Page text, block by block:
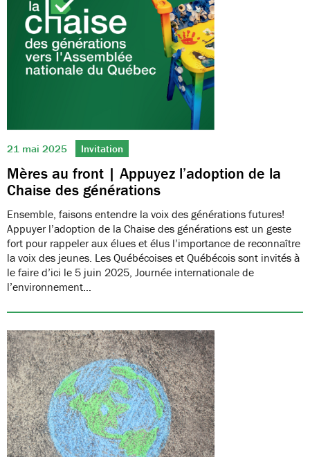
21 mai 2025 Invitation
Mères au front | Appuyez l’adoption de la
Chaise des générations
Ensemble, faisons entendre la voix des générations futures!
Appuyer l’adoption de la Chaise des générations est un geste
fort pour rappeler aux élues et élus l’importance de reconnaître
la voix des jeunes. Les Québécoises et Québécois sont invités à
le faire d’ici le 5 juin 2025, Journée internationale de
l’environnement…